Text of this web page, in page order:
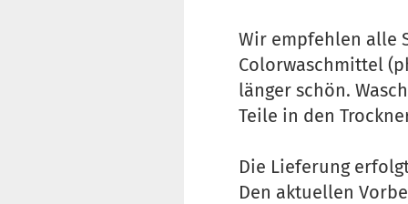
Wir empfehlen alle
Colorwaschmittel
länger schön.
Teile in den
Die Lieferung
Den aktuellen